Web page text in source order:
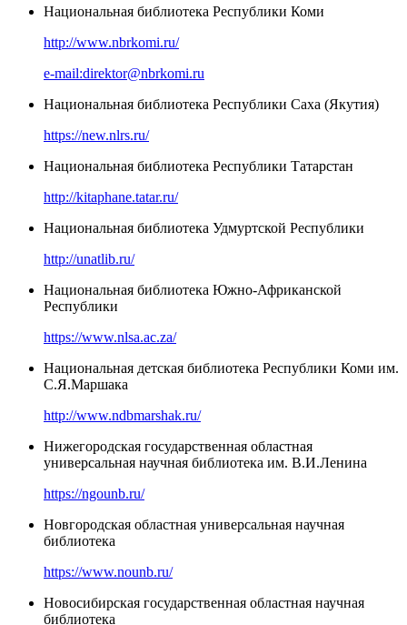
Национальная библиотека Республики Коми
http://www.nbrkomi.ru/
e-mail:direktor@nbrkomi.ru
Национальная библиотека Республики Саха (Якутия)
https://new.nlrs.ru/
Национальная библиотека Республики Татарстан
http://kitaphane.tatar.ru/
Национальная библиотека Удмуртской Республики
http://unatlib.ru/
Национальная библиотека Южно-Африканской
Республики
https://www.nlsa.ac.za/
Национальная детская библиотека Республики Коми им.
С.Я.Маршака
http://www.ndbmarshak.ru/
Нижегородская государственная областная
универсальная научная библиотека им. В.И.Ленина
https://ngounb.ru/
Новгородская областная универсальная научная
библиотека
https://www.nounb.ru/
Новосибирская государственная областная научная
библиотека